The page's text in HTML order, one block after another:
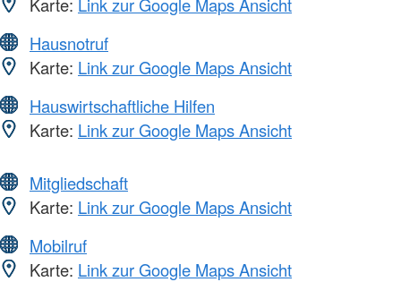
Hausnotruf
Karte: Link zur Google Maps Ansicht
Hauswirtschaftliche Hilfen
Karte: Link zur Google Maps Ansicht
Mitgliedschaft
Karte: Link zur Google Maps Ansicht
Mobilruf
Karte: Link zur Google Maps Ansicht